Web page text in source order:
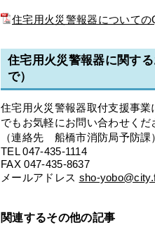
住宅用火災警報器についての
住宅用火災警報器に関す
で）
住宅用火災警報器取付支援事
でもお気軽にお問い合わせくだ
（連絡先 船橋市消防局予防課
TEL 047-435-1114
FAX 047-435-8637
メールアドレス sho-
関連するその他の記事